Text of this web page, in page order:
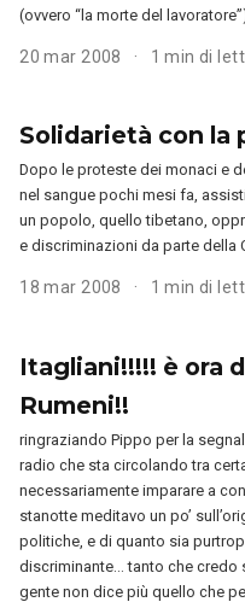
(ovvero “la morte del
20 mar 2008 1 min di
Solidarietà con la
Dopo le proteste dei monaci e
nel sangue pochi mesi fa,
un popolo, quello tibetano,
e discriminazioni da parte della
18 mar 2008 1 min di
Itagliani!!!!! è ora
Rumeni!!
ringraziando Pippo per la
radio che sta circolando tra
necessariamente imparare a
stanotte meditavo un po’
politiche, e di quanto sia
discriminante… tanto che credo
gente non dice più quello che